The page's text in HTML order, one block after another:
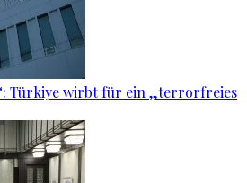
Türkiye wirbt für ein „terrorfreies